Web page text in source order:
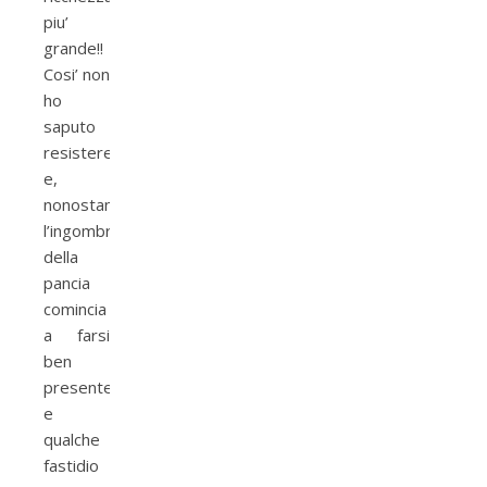
piu’
grande!!
Cosi’ non
ho
saputo
resistere
e,
nonostante
l’ingombro
della
pancia
comincia
a farsi
ben
presente
e
qualche
fastidio